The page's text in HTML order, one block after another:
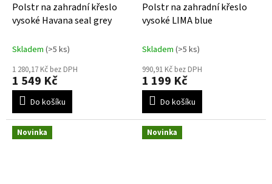
Polstr na zahradní křeslo
vysoké Havana seal grey
Skladem (>5 ks)
1 280,17 Kč bez DPH
1 549 Kč
Do košíku
Polstr na zahradní křeslo
vysoké LIMA blue
Skladem (>5 ks)
990,91 Kč bez DPH
1 199 Kč
Do košíku
Novinka Novinka